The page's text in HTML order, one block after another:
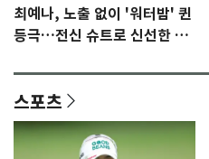
최예나, 노출 없이 '워터밤' 퀸
등극…전신 슈트로 신선한 충
스포츠